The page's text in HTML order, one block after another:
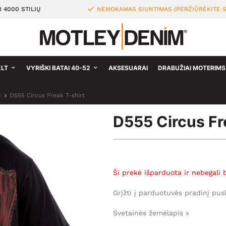
4000 STILIŲ NEMOKAMAS SIUNTIMAS (PERŽIŪRĖKITE
VYRIŠKI BATAI 40-52 AKSESUARAI DRABUŽIAI
D555 Circus Freak T-shirt
D555 Circus
Ši prekė išparduota ir nebegali
Grįžti į parduotuvės pradinį
Svetainės žemėlapis »